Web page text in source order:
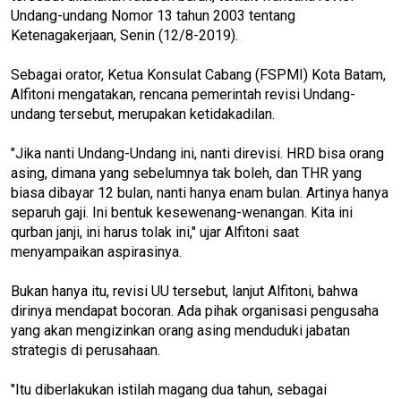
Undang-undang Nomor 13 tahun 2003 tentang
Ketenagakerjaan, Senin (12/8-2019).
Sebagai orator, Ketua Konsulat Cabang (FSPMI) Kota Batam,
Alfitoni mengatakan, rencana pemerintah revisi Undang-
undang tersebut, merupakan ketidakadilan.
"Jika nanti Undang-Undang ini, nanti direvisi. HRD bisa orang
asing, dimana yang sebelumnya tak boleh, dan THR yang
biasa dibayar 12 bulan, nanti hanya enam bulan. Artinya hanya
separuh gaji. Ini bentuk kesewenang-wenangan. Kita ini
qurban janji, ini harus tolak ini," ujar Alfitoni saat
menyampaikan aspirasinya.
Bukan hanya itu, revisi UU tersebut, lanjut Alfitoni, bahwa
dirinya mendapat bocoran. Ada pihak organisasi pengusaha
yang akan mengizinkan orang asing menduduki jabatan
strategis di perusahaan.
"Itu diberlakukan istilah magang dua tahun, sebagai